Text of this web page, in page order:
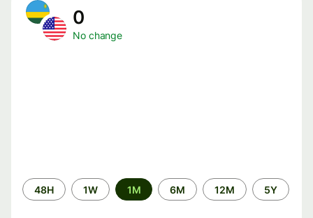
0
No change
Time
period
48H 1W 1M 6M 12M 5Y